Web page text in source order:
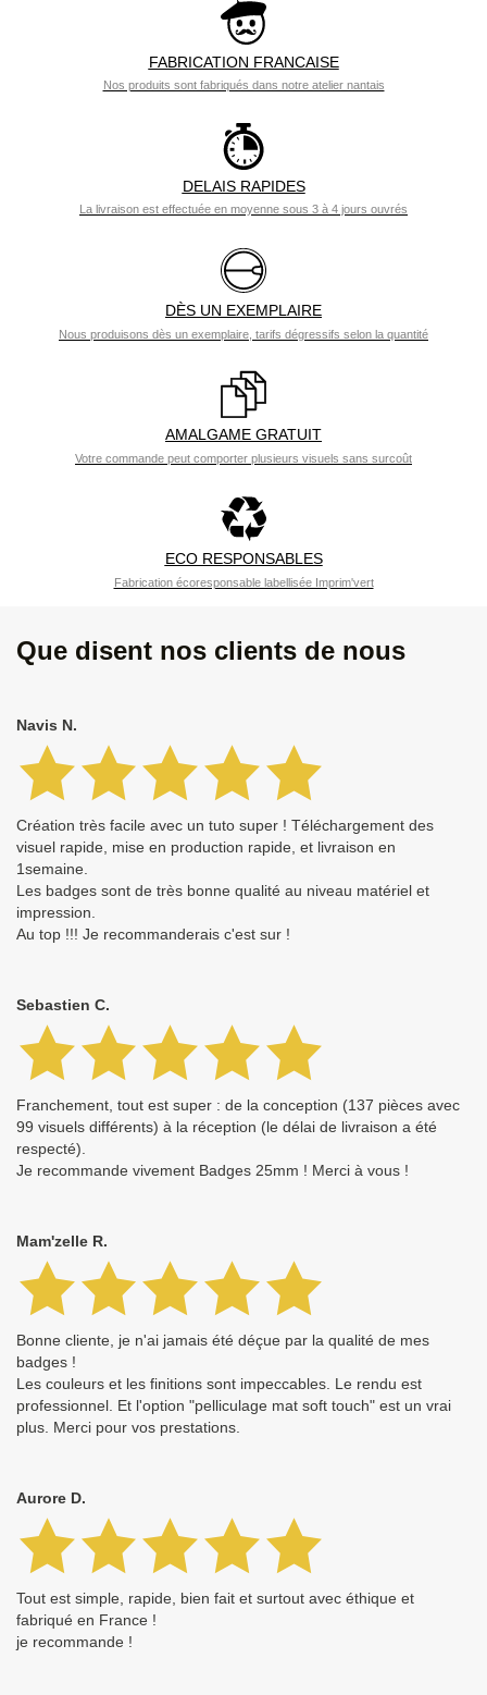
FABRICATION FRANCAISE
Nos produits sont fabriqués dans notre atelier nantais
DELAIS RAPIDES
La livraison est effectuée en moyenne sous 3 à 4 jours ouvrés
DÈS UN EXEMPLAIRE
Nous produisons dès un exemplaire, tarifs dégressifs selon la quantité
AMALGAME GRATUIT
Votre commande peut comporter plusieurs visuels sans surcoût
ECO RESPONSABLES
Fabrication écoresponsable labellisée Imprim'vert
Que disent nos clients de nous
Navis N.
Création très facile avec un tuto super ! Téléchargement des
visuel rapide, mise en production rapide, et livraison en
1semaine.
Les badges sont de très bonne qualité au niveau matériel et
impression.
Au top !!! Je recommanderais c'est sur !
Sebastien C.
Franchement, tout est super : de la conception (137 pièces avec
99 visuels différents) à la réception (le délai de livraison a été
respecté).
Je recommande vivement Badges 25mm ! Merci à vous !
Mam'zelle R.
Bonne cliente, je n'ai jamais été déçue par la qualité de mes
badges !
Les couleurs et les finitions sont impeccables. Le rendu est
professionnel. Et l'option "pelliculage mat soft touch" est un vrai
plus. Merci pour vos prestations.
Aurore D.
Tout est simple, rapide, bien fait et surtout avec éthique et
fabriqué en France !
je recommande !